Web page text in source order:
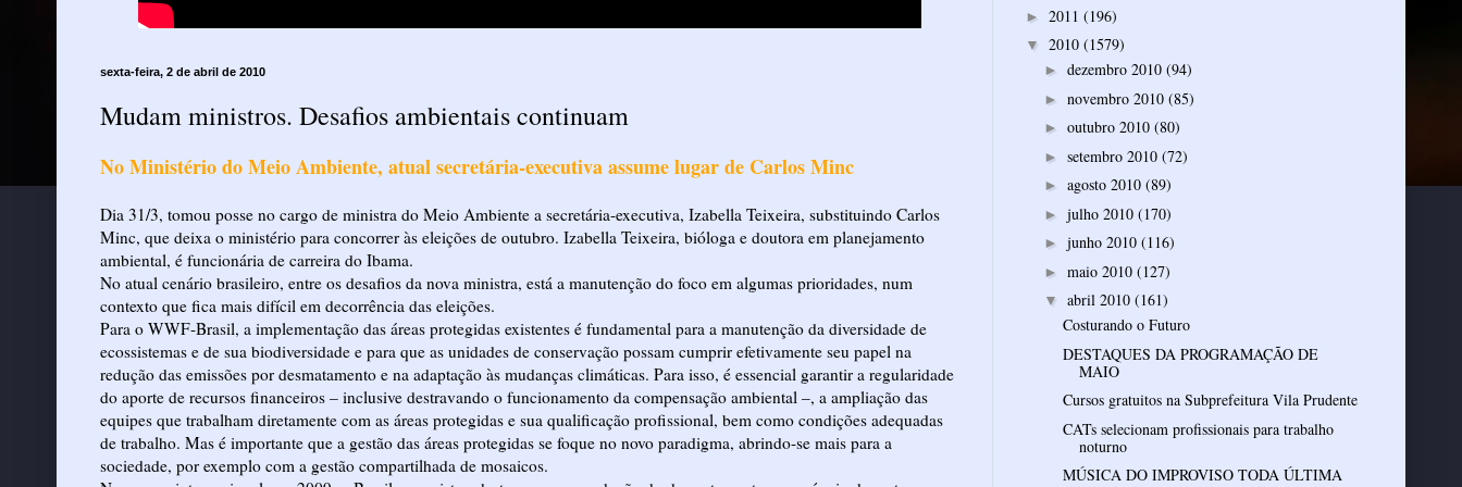
sexta-feira, 2 de abril de 2010
Mudam ministros. Desafios ambientais continuam
No Ministério do Meio Ambiente, atual secretária-executiva assume lugar de Carlos Minc
Dia 31/3, tomou posse no cargo de ministra do Meio Ambiente a secretária-executiva, Izabella Teixeira, substituindo Carlos
Minc, que deixa o ministério para concorrer às eleições de outubro. Izabella Teixeira, bióloga e doutora em planejamento
ambiental, é funcionária de carreira do Ibama.
No atual cenário brasileiro, entre os desafios da nova ministra, está a manutenção do foco em algumas prioridades, num
contexto que fica mais difícil em decorrência das eleições.
Para o WWF-Brasil, a implementação das áreas protegidas existentes é fundamental para a manutenção da diversidade de
ecossistemas e de sua biodiversidade e para que as unidades de conservação possam cumprir efetivamente seu papel na
redução das emissões por desmatamento e na adaptação às mudanças climáticas. Para isso, é essencial garantir a regularidade
do aporte de recursos financeiros – inclusive destravando o funcionamento da compensação ambiental –, a ampliação das
equipes que trabalham diretamente com as áreas protegidas e sua qualificação profissional, bem como condições adequadas
de trabalho. Mas é importante que a gestão das áreas protegidas se foque no novo paradigma, abrindo-se mais para a
sociedade, por exemplo com a gestão compartilhada de mosaicos.
► 2011 (196)
▼ 2010 (1579)
► dezembro 2010 (94)
► novembro 2010 (85)
► outubro 2010 (80)
► setembro 2010 (72)
► agosto 2010 (89)
► julho 2010 (170)
► junho 2010 (116)
► maio 2010 (127)
▼ abril 2010 (161)
Costurando o Futuro
DESTAQUES DA PROGRAMAÇÃO DE
MAIO
Cursos gratuitos na Subprefeitura Vila Prudente
CATs selecionam profissionais para trabalho
noturno
MÚSICA DO IMPROVISO TODA ÚLTIMA